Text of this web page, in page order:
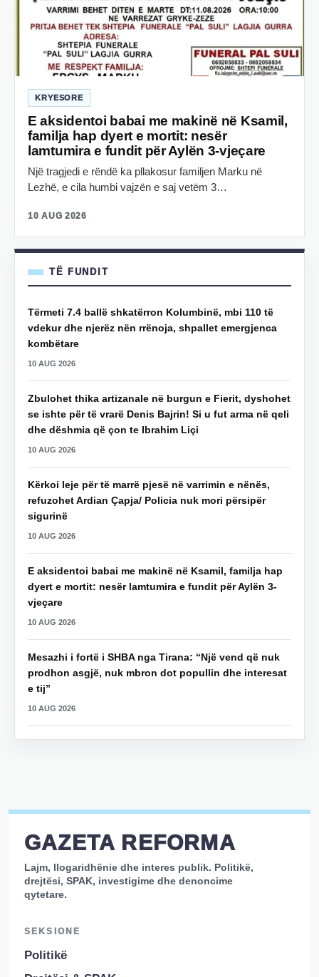
KRYESORE
E aksidentoi babai me makinë në Ksamil,
familja hap dyert e mortit: nesër
lamtumira e fundit për Aylën 3-vjeçare
Një tragjedi e rëndë ka pllakosur familjen Marku në
Lezhë, e cila humbi vajzën e saj vetëm 3…
10 AUG 2026
TË FUNDIT
Tërmeti 7.4 ballë shkatërron Kolumbinë, mbi 110 të
vdekur dhe njerëz nën rrënoja, shpallet emergjenca
kombëtare
10 AUG 2026
Zbulohet thika artizanale në burgun e Fierit, dyshohet
se ishte për të vrarë Denis Bajrin! Si u fut arma në qeli
dhe dëshmia që çon te Ibrahim Liçi
10 AUG 2026
Kërkoi leje për të marrë pjesë në varrimin e nënës,
refuzohet Ardian Çapja/ Policia nuk mori përsipër
sigurinë
10 AUG 2026
E aksidentoi babai me makinë në Ksamil, familja hap
dyert e mortit: nesër lamtumira e fundit për Aylën 3-
vjeçare
10 AUG 2026
Mesazhi i fortë i SHBA nga Tirana: “Një vend që nuk
prodhon asgjë, nuk mbron dot popullin dhe interesat
e tij”
10 AUG 2026
GAZETA REFORMA
Lajm, llogaridhënie dhe interes publik. Politikë,
drejtësi, SPAK, investigime dhe denoncime
qytetare.
SEKSIONE
Politikë